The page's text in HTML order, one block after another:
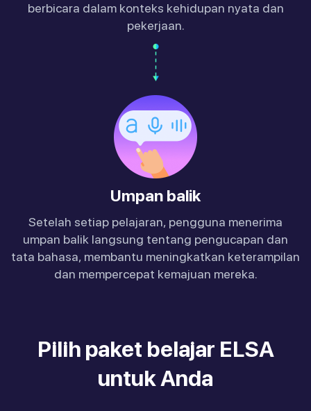
berbicara dalam konteks kehidupan nyata dan
pekerjaan.
Umpan balik
Setelah setiap pelajaran, pengguna menerima
umpan balik langsung tentang pengucapan dan
tata bahasa, membantu meningkatkan keterampilan
dan mempercepat kemajuan mereka.
Pilih paket belajar ELSA
untuk Anda